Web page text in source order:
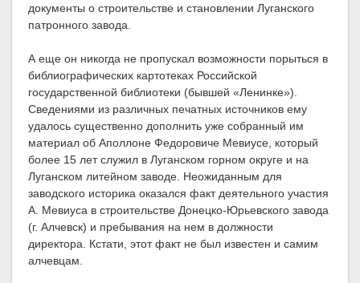
документы о строительстве и становлении Луганского
патронного завода.
А еще он никогда не пропускал возможности порыться в
библиографических картотеках Российской
государственной библиотеки (бывшей «Ленинке»).
Сведениями из различных печатных источников ему
удалось существенно дополнить уже собранный им
материал об Аполлоне Федоровиче Мевиусе, который
более 15 лет служил в Луганском горном округе и на
Луганском литейном заводе. Неожиданным для
заводского историка оказался факт деятельного участия
А. Мевиуса в строительстве Донецко-Юрьевского завода
(г. Алчевск) и пребывания на нем в должности
директора. Кстати, этот факт не был известен и самим
алчевцам.